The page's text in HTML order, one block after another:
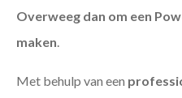
Overweeg dan om een
maken.
Met behulp van een